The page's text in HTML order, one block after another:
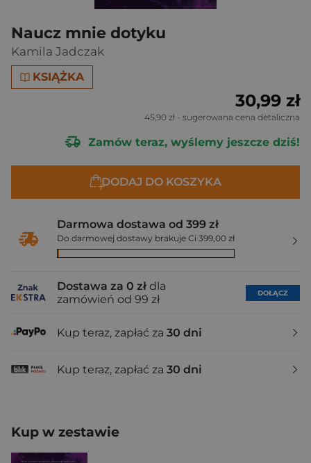
Naucz mnie dotyku
Kamila Jadczak
KSIĄŻKA
30,99 zł
45,90 zł - sugerowana cena detaliczna
Zamów teraz, wyślemy jeszcze dziś!
DODAJ DO KOSZYKA
Darmowa dostawa od 399 zł
Do darmowej dostawy brakuje Ci 399,00 zł
Dostawa za 0 zł dla
zamówień od 99 zł
DOŁĄCZ
Kup teraz, zapłać za 30 dni
Kup teraz, zapłać za 30 dni
Kup w zestawie